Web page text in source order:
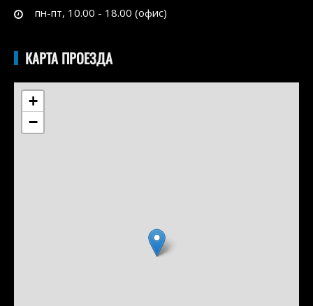
пн-пт, 10.00 - 18.00 (офис)
КАРТА ПРОЕЗДА
+
−